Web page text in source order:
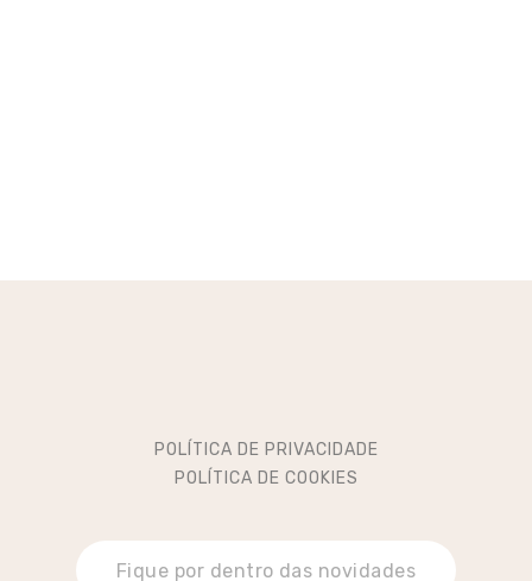
POLÍTICA DE PRIVACIDADE
POLÍTICA DE COOKIES